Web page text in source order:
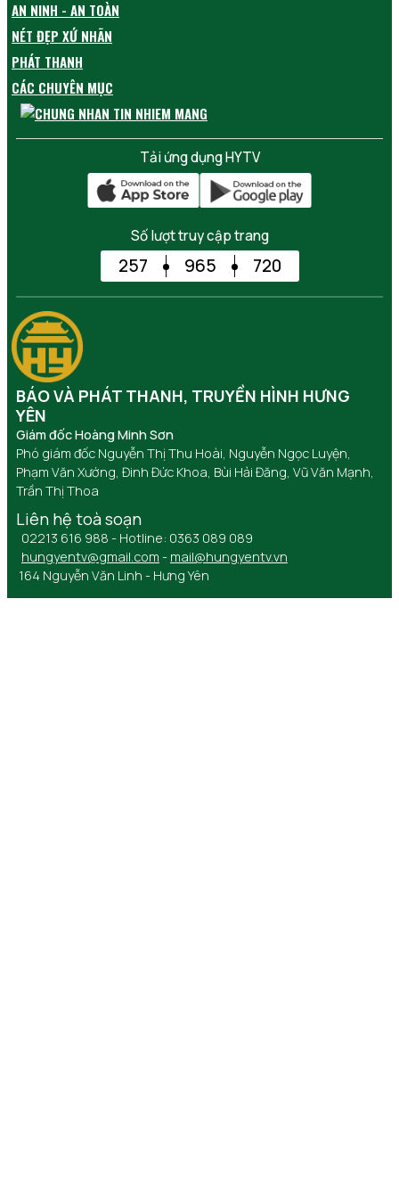
AN NINH - AN TOÀN
NÉT ĐẸP XỨ NHÃN
PHÁT THANH
CÁC CHUYÊN MỤC
Tải ứng dụng HYTV
Số lượt truy cập trang
257 965 720
BÁO VÀ PHÁT THANH, TRUYỀN HÌNH HƯNG
YÊN
Giám đốc Hoàng Minh Sơn
Phó giám đốc Nguyễn Thị Thu Hoài, Nguyễn Ngọc Luyện,
Phạm Văn Xướng, Đinh Đức Khoa, Bùi Hải Đăng, Vũ Văn Mạnh,
Trần Thị Thoa
Liên hệ toà soạn
02213 616 988 - Hotline: 0363 089 089
hungyentv@gmail.com - mail@hungyentv.vn
164 Nguyễn Văn Linh - Hưng Yên